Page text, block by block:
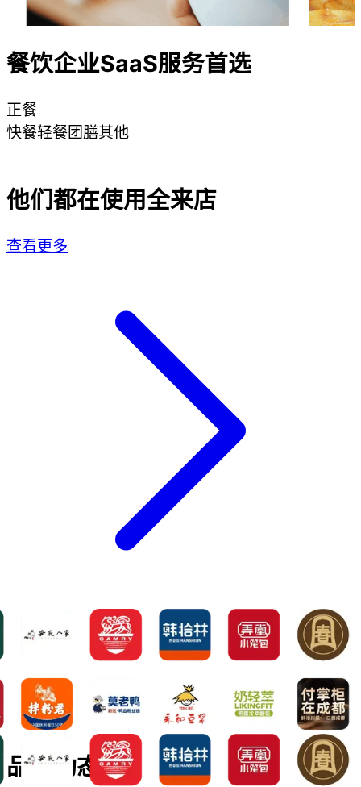
餐饮企业SaaS服务首选
正餐
快餐轻餐团膳其他
他们都在使用全来店
查看更多
品牌动态